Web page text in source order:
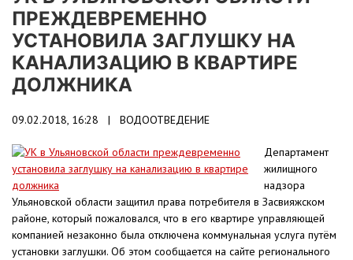
ПРЕЖДЕВРЕМЕННО
УСТАНОВИЛА ЗАГЛУШКУ НА
КАНАЛИЗАЦИЮ В КВАРТИРЕ
ДОЛЖНИКА
09.02.2018, 16:28 | ВОДООТВЕДЕНИЕ
Департамент
жилищного
надзора
Ульяновской области защитил права потребителя в Засвияжском
районе, который пожаловался, что в его квартире управляющей
компанией незаконно была отключена коммунальная услуга путём
установки заглушки. Об этом сообщается на сайте регионального